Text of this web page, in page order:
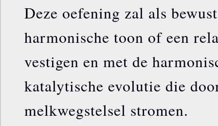
Deze oefening zal als
harmonische toon of een
vestigen en met de
katalytische evolutie die
melkwegstelsel stromen.